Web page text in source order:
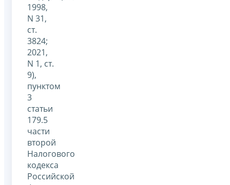
1998,
N 31,
ст.
3824;
2021,
N 1, ст.
9),
пунктом
3
статьи
179.5
части
второй
Налогового
кодекса
Российской